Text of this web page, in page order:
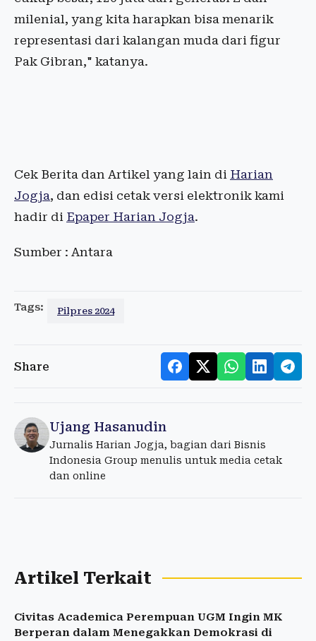
milenial, yang kita harapkan bisa menarik
representasi dari kalangan muda dari figur
Pak Gibran," katanya.
Cek Berita dan Artikel yang lain di Harian
Jogja, dan edisi cetak versi elektronik kami
hadir di Epaper Harian Jogja.
Sumber : Antara
Tags: Pilpres 2024
Share
Ujang Hasanudin
Jurnalis Harian Jogja, bagian dari Bisnis
Indonesia Group menulis untuk media cetak
dan online
Artikel Terkait
Civitas Academica Perempuan UGM Ingin MK
Berperan dalam Menegakkan Demokrasi di